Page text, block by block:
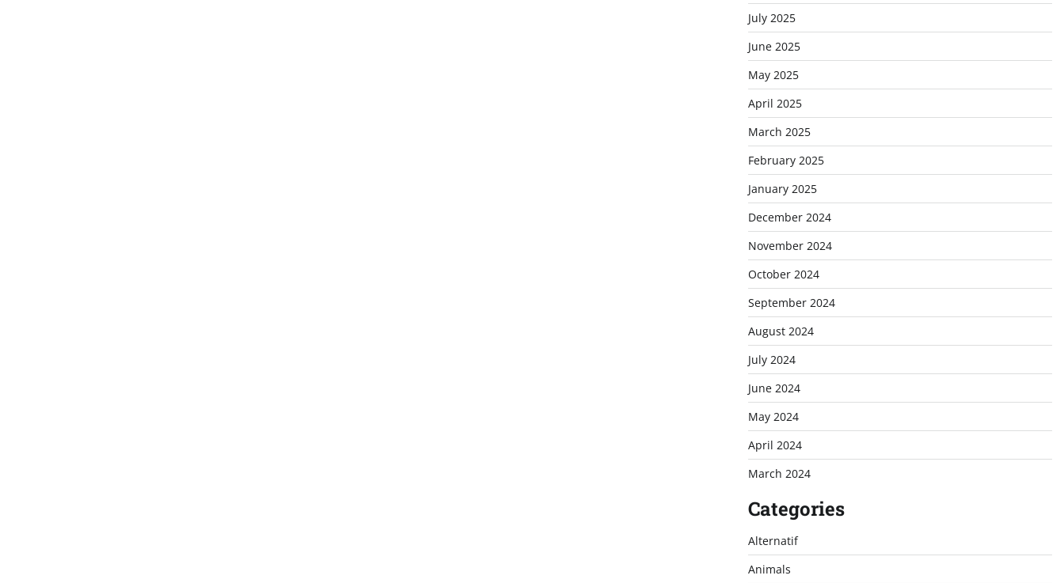
July 2025
June 2025
May 2025
April 2025
March 2025
February 2025
January 2025
December 2024
November 2024
October 2024
September 2024
August 2024
July 2024
June 2024
May 2024
April 2024
March 2024
Categories
Alternatif
Animals